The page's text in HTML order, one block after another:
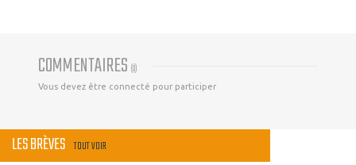
COMMENTAIRES (0)
Vous devez être connecté pour participer
LES BRÈVES TOUT VOIR